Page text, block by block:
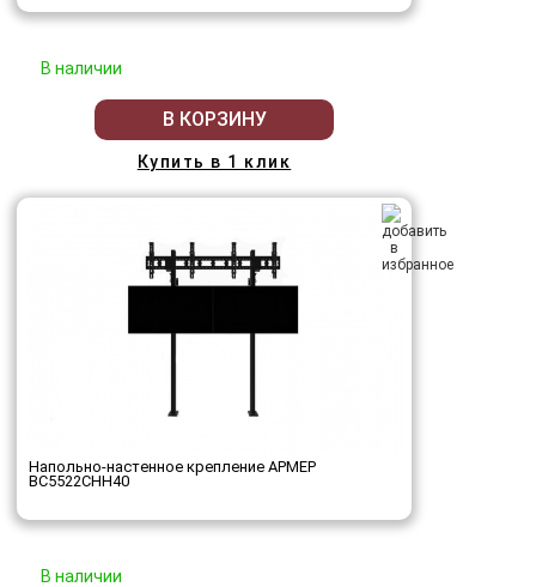
В наличии
В КОРЗИНУ
Купить в 1 клик
Напольно-настенное крепление АРМЕР
ВС5522СНН40
В наличии